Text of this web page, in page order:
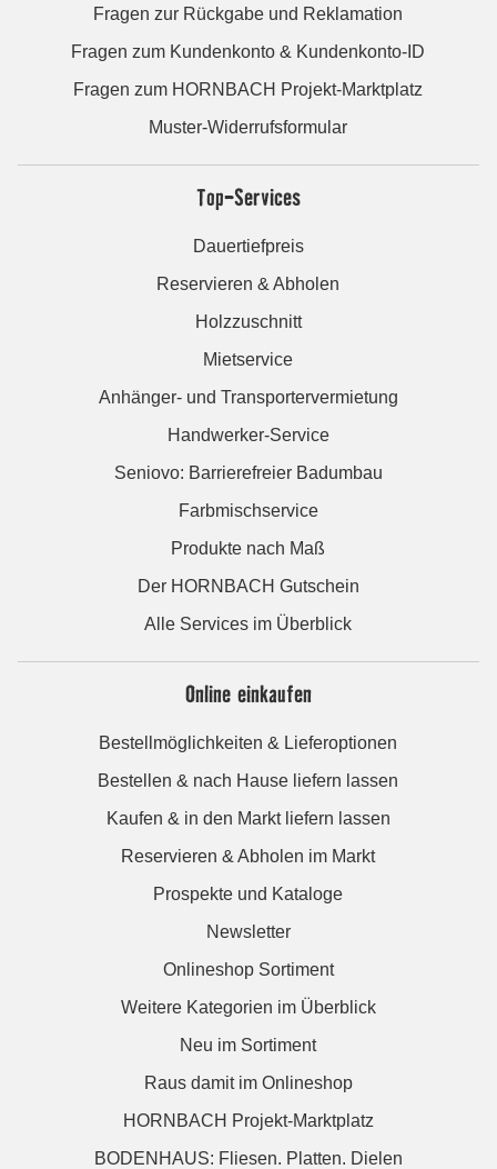
Fragen zur Rückgabe und Reklamation
Fragen zum Kundenkonto & Kundenkonto-ID
Fragen zum HORNBACH Projekt-Marktplatz
Muster-Widerrufsformular
Top-Services
Dauertiefpreis
Reservieren & Abholen
Holzzuschnitt
Mietservice
Anhänger- und Transportervermietung
Handwerker-Service
Seniovo: Barrierefreier Badumbau
Farbmischservice
Produkte nach Maß
Der HORNBACH Gutschein
Alle Services im Überblick
Online einkaufen
Bestellmöglichkeiten & Lieferoptionen
Bestellen & nach Hause liefern lassen
Kaufen & in den Markt liefern lassen
Reservieren & Abholen im Markt
Prospekte und Kataloge
Newsletter
Onlineshop Sortiment
Weitere Kategorien im Überblick
Neu im Sortiment
Raus damit im Onlineshop
HORNBACH Projekt-Marktplatz
BODENHAUS: Fliesen. Platten. Dielen